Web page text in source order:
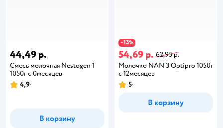
44,49 р.
Смесь молочная Nestogen 1
1050г с 0месяцев
4,9
В корзину
−13%
54,69 р. 62,95 р.
Молочко NAN 3 Optipro 1050г
с 12месяцев
5
В корзину